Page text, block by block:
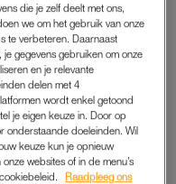
die je zelf deelt met ons,
we om het gebruik van onze
te verbeteren. Daarnaast
je gegevens gebruiken om onze
en je relevante
delen met 4
wordt enkel getoond
je eigen keuze in. Door op
onderstaande doeleinden. Wil
keuze kun je opnieuw
websites of in de menu’s
Raadpleeg ons